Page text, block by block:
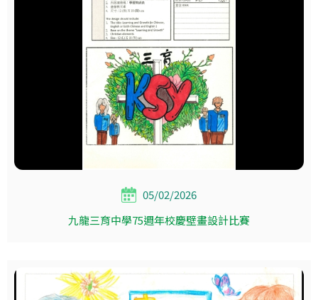
05/02/2026
九龍三育中學75週年校慶壁畫設計比賽